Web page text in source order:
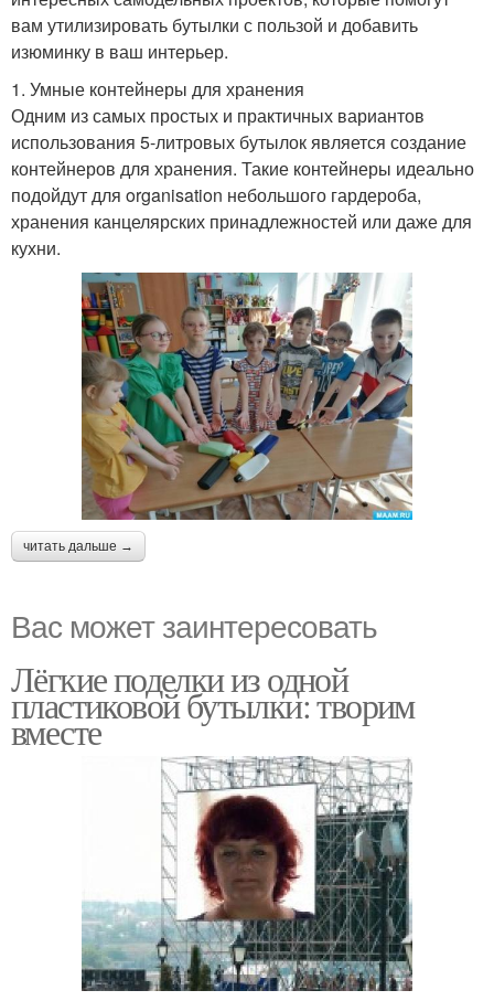
вам утилизировать бутылки с пользой и добавить
изюминку в ваш интерьер.
1. Умные контейнеры для хранения
Одним из самых простых и практичных вариантов
использования 5-литровых бутылок является создание
контейнеров для хранения. Такие контейнеры идеально
подойдут для organisation небольшого гардероба,
хранения канцелярских принадлежностей или даже для
кухни.
читать дальше →
Вас может заинтересовать
Лёгкие поделки из одной
пластиковой бутылки: творим
вместе